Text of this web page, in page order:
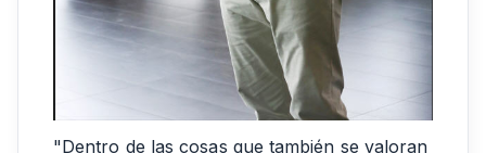
"Dentro de las cosas que también se valoran